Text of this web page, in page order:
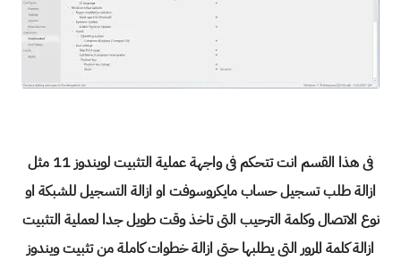
فى هذا القسم انت تتحكم فى واجهة عملية التثبيت لويندوز 11 مثل
ازالة طلب تسجيل حساب مايكروسوفت او ازالة التسجيل للشبكة او
نوع الاتصال وكلمة الترحيب التى تاخذ وقت طويل جدا لعملية التثبيت
ازالة كلمة المرور التى يطلبها حتى ازالة خطوات كاملة من تثبيت ويندوز